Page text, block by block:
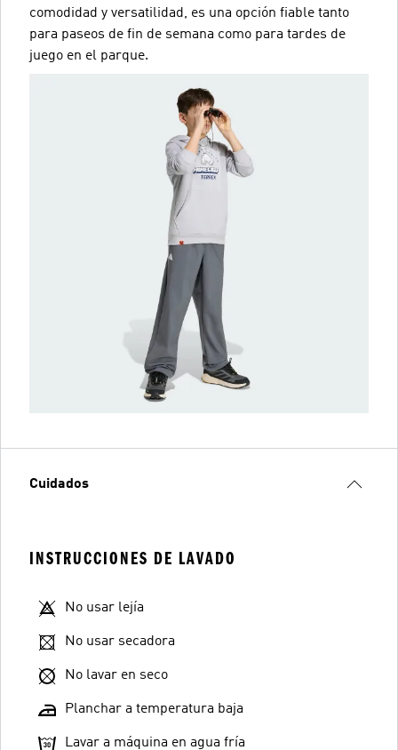
comodidad y versatilidad, es una opción fiable tanto
para paseos de fin de semana como para tardes de
juego en el parque.
Cuidados
INSTRUCCIONES DE LAVADO
No usar lejía
No usar secadora
No lavar en seco
Planchar a temperatura baja
Lavar a máquina en agua fría